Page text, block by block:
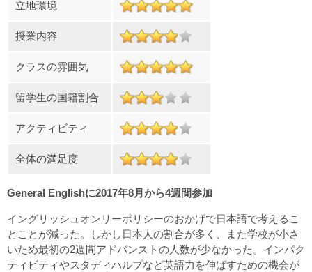
立地環境
授業内容
クラスの雰囲気
留学生の国籍割合
アクティビティ
全体の満足度
General Englishに2017年8月から4週間参加
イングリッシュオンリーポリシーのおかげで日本語で考えるこ
とことが減った。しかし日本人の割合が多く、また学校が小さ
いため最初の2週間アドバンストの人数が少なかった。インパク
ティビティやスタディハルプなど英語力を伸ばすための機会が